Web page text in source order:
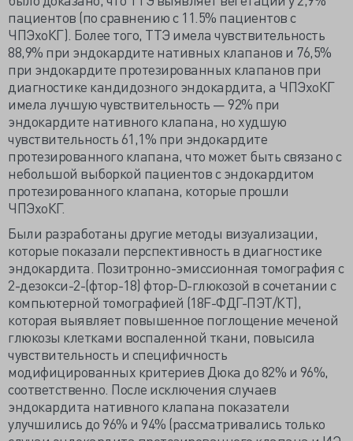
пациентов (по сравнению с 11.5% пациентов с
ЧПЭхоКГ). Более того, ТТЭ имела чувствительность
88,9% при эндокардите нативных клапанов и 76,5%
при эндокардите протезированных клапанов при
диагностике кандидозного эндокардита, а ЧПЭхоКГ
имела лучшую чувствительность — 92% при
эндокардите нативного клапана, но худшую
чувствительность 61,1% при эндокардите
протезированного клапана, что может быть связано с
небольшой выборкой пациентов с эндокардитом
протезированного клапана, которые прошли
ЧПЭхоКГ.
Были разработаны другие методы визуализации,
которые показали перспективность в диагностике
эндокардита. Позитронно-эмиссионная томография с
2-дезокси-2-(фтор-18) фтор-D-глюкозой в сочетании с
компьютерной томографией (18F-ФДГ-ПЭТ/КТ),
которая выявляет повышенное поглощение меченой
глюкозы клетками воспаленной ткани, повысила
чувствительность и специфичность
модифицированных критериев Дюка до 82% и 96%,
соответственно. После исключения случаев
эндокардита нативного клапана показатели
улучшились до 96% и 94% (рассматривались только